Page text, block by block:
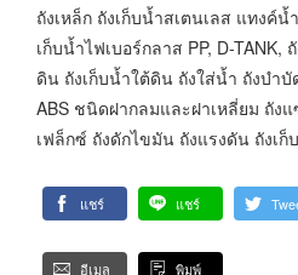
ถังเหล็ก ถังเก็บน้ำสเตนเลส แทงค์
เก็บน้ำไฟเบอร์กลาส PP, D-TANK,
ดิน ถังเก็บน้ำใต้ดิน ถังใส่น้ำ ถังบำ
ABS ชนิดฝากลมและฝาเหลี่ยม ถังแ
เฟล็กซ์ ถังดักไขมัน ถังแรงดัน ถังเก็
แชร์ แชร์
อีเมล พิมพ์